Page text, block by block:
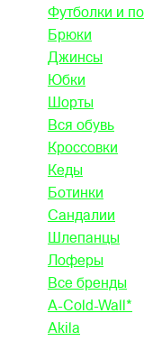
Футболки и
Брюки
Джинсы
Юбки
Шорты
Вся обувь
Кроссовки
Кеды
Ботинки
Сандалии
Шлепанцы
Лоферы
Все бренды
A-Cold-Wall*
Akila